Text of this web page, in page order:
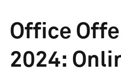
Office
2024: